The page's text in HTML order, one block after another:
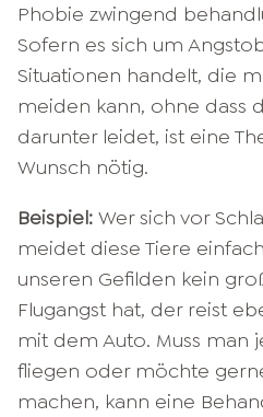
Phobie zwingend
Sofern es sich um
Situationen handelt, die
meiden kann, ohne dass
darunter leidet, ist eine
Wunsch nötig.
Beispiel: Wer sich vor
meidet diese Tiere
unseren Gefilden kein
Flugangst hat, der reist
mit dem Auto. Muss man
fliegen oder möchte
machen, kann eine